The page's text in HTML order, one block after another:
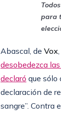
para
Abascal, de Vox
desobedezca
declaró que sólo
declaración de
sangre”. Contra